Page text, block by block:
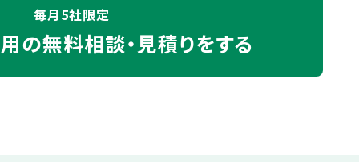
毎月5社限定
の無料相談・見積りをする